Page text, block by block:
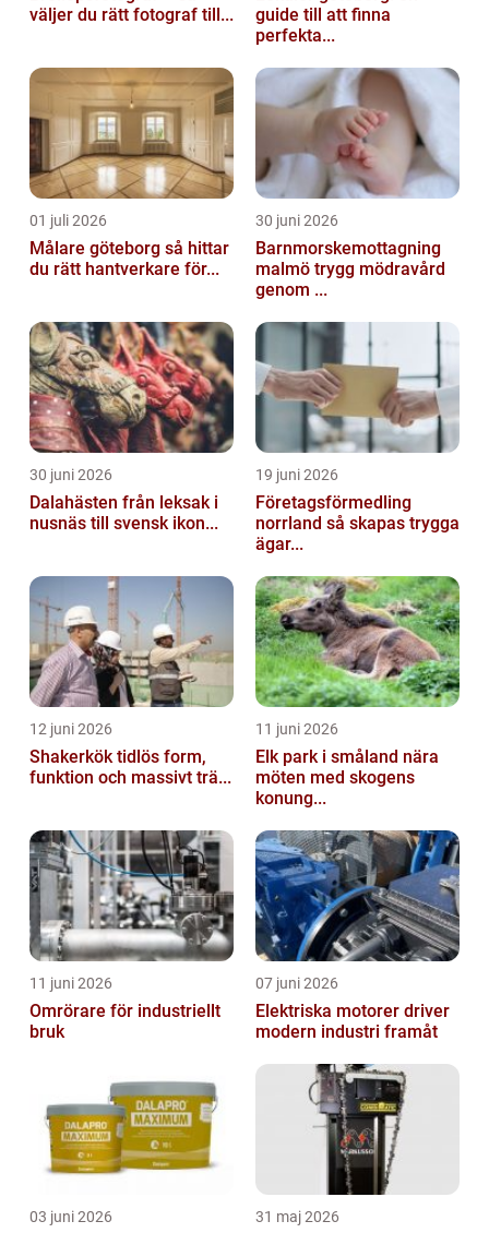
väljer du rätt fotograf till...
guide till att finna
perfekta...
01 juli 2026
Målare göteborg så hittar
du rätt hantverkare för...
30 juni 2026
Barnmorskemottagning
malmö trygg mödravård
genom ...
30 juni 2026
Dalahästen från leksak i
nusnäs till svensk ikon...
19 juni 2026
Företagsförmedling
norrland så skapas trygga
ägar...
12 juni 2026
Shakerkök tidlös form,
funktion och massivt trä...
11 juni 2026
Elk park i småland nära
möten med skogens
konung...
11 juni 2026
Omrörare för industriellt
bruk
07 juni 2026
Elektriska motorer driver
modern industri framåt
03 juni 2026 31 maj 2026